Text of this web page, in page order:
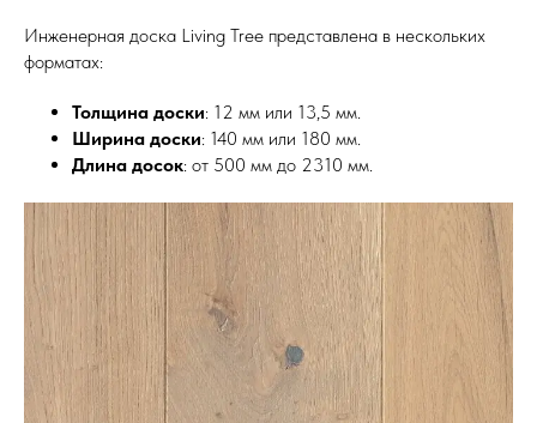
Инженерная доска Living Tree представлена в нескольких
форматах:
Толщина доски: 12 мм или 13,5 мм.
Ширина доски: 140 мм или 180 мм.
Длина досок: от 500 мм до 2310 мм.